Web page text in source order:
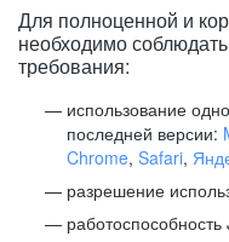
Для полноценной и
необходимо
требования:
использование
последней версии:
Chrome, Safari,
разрешение